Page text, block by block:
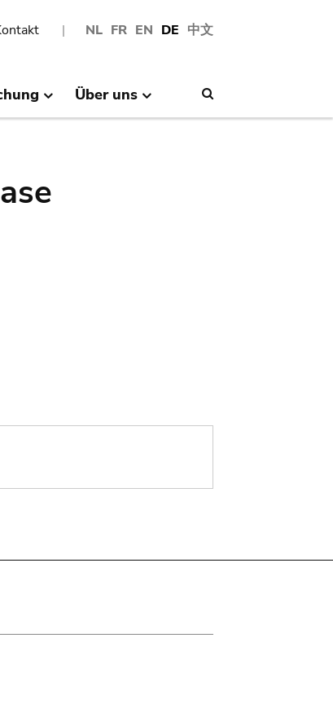
NL FR EN DE 中文
Über uns